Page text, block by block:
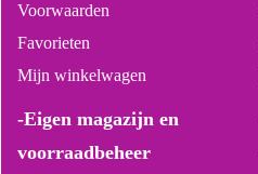
Voorwaarden
Favorieten
Mijn winkelwagen
-Eigen magazijn en
voorraadbeheer